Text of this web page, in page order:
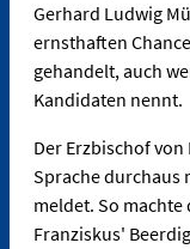
Gerhard Ludwig
ernsthaften
gehandelt, auch
Kandidaten nennt.
Der Erzbischof
Sprache durchaus
meldet. So machte
Franziskus'